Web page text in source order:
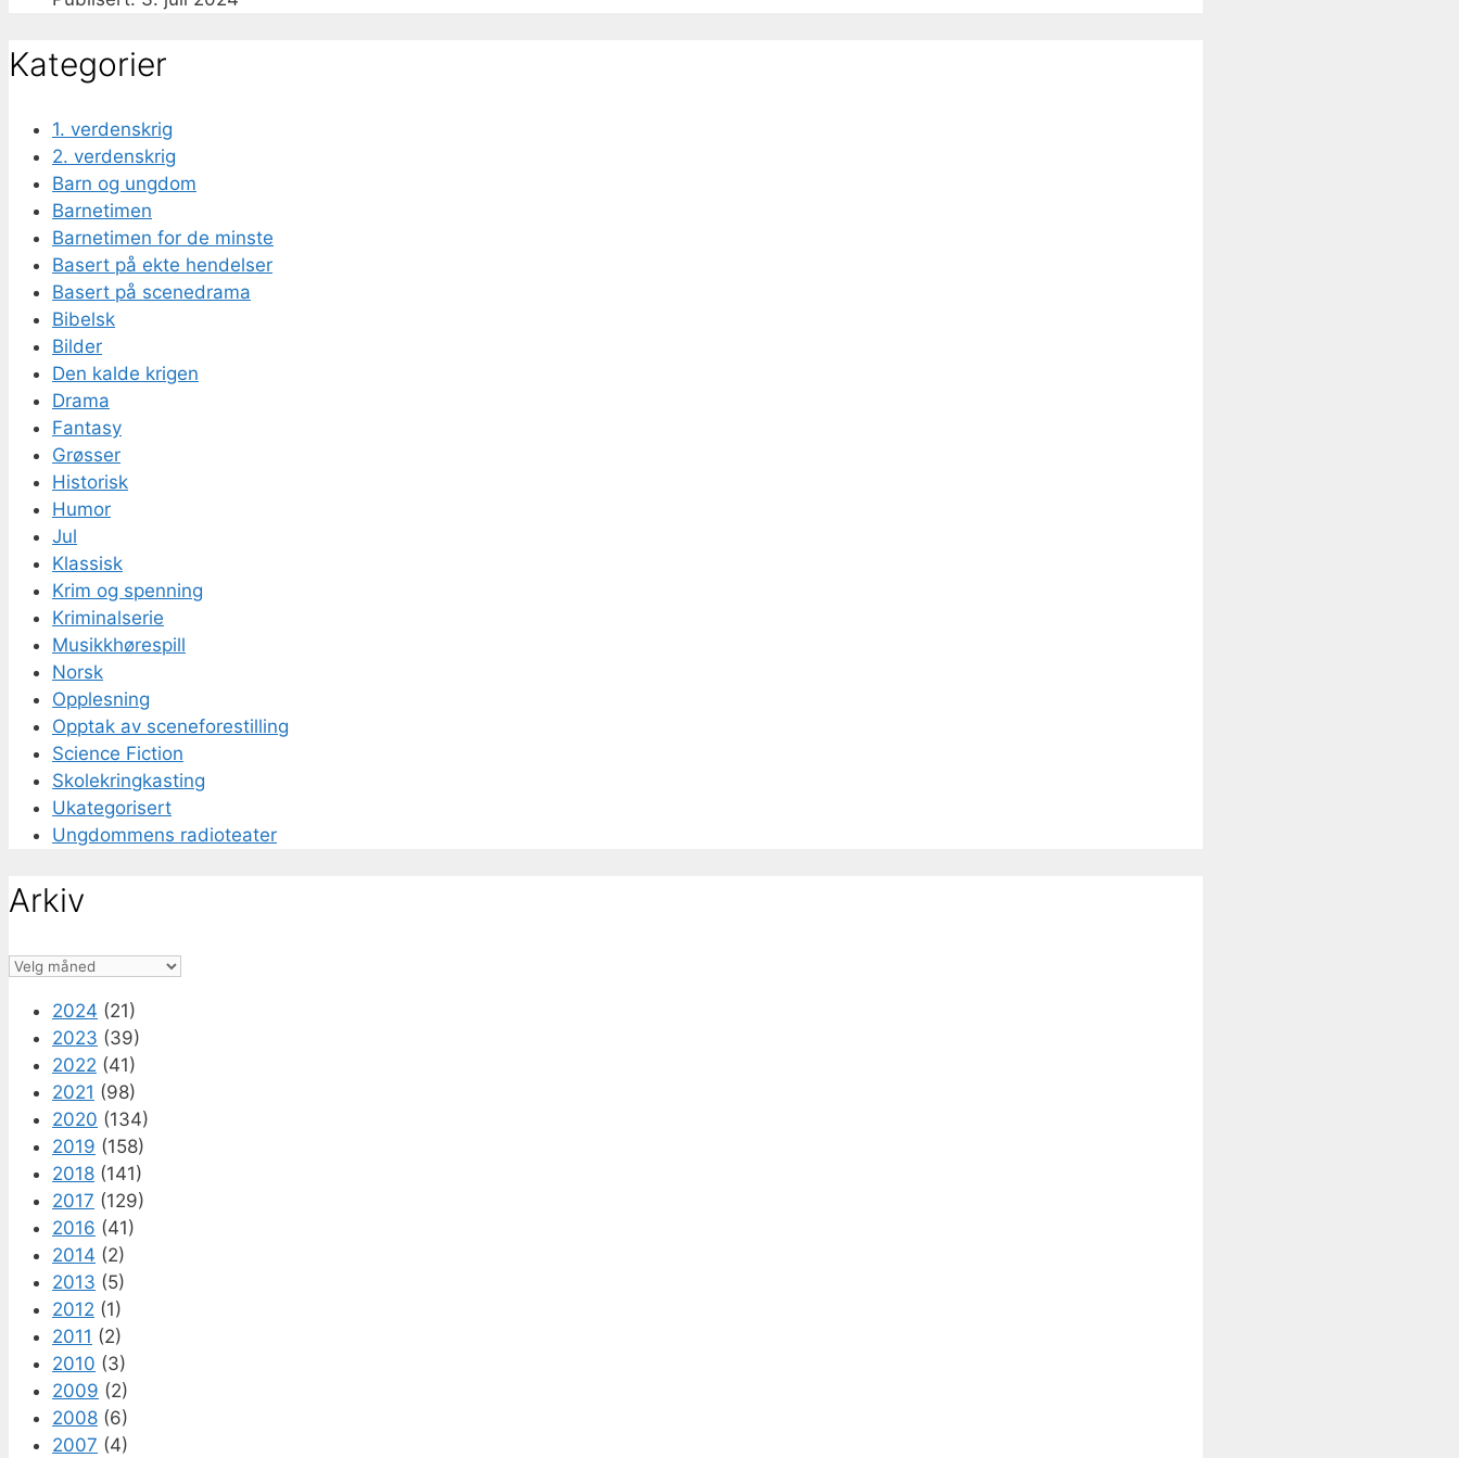
Kategorier
1. verdenskrig
2. verdenskrig
Barn og ungdom
Barnetimen
Barnetimen for de minste
Basert på ekte hendelser
Basert på scenedrama
Bibelsk
Bilder
Den kalde krigen
Drama
Fantasy
Grøsser
Historisk
Humor
Jul
Klassisk
Krim og spenning
Kriminalserie
Musikkhørespill
Norsk
Opplesning
Opptak av sceneforestilling
Science Fiction
Skolekringkasting
Ukategorisert
Ungdommens radioteater
Arkiv
Arkiv
2024 (21)
2023 (39)
2022 (41)
2021 (98)
2020 (134)
2019 (158)
2018 (141)
2017 (129)
2016 (41)
2014 (2)
2013 (5)
2012 (1)
2011 (2)
2010 (3)
2009 (2)
2008 (6)
2007 (4)